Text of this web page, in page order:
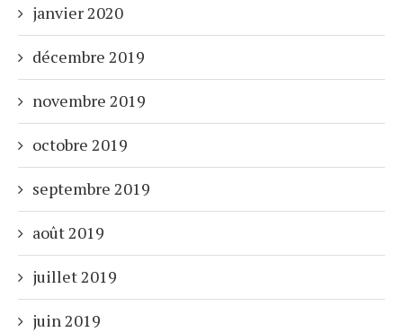
janvier 2020
décembre 2019
novembre 2019
octobre 2019
septembre 2019
août 2019
juillet 2019
juin 2019